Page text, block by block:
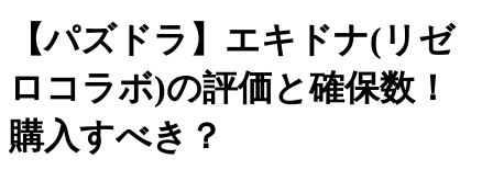
【パズドラ】エキドナ(リゼ
ロコラボ)の評価と確保数！
購入すべき？